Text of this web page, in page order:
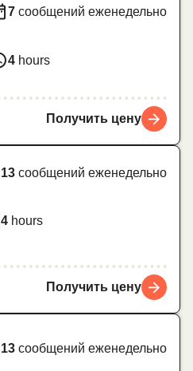
7 сообщений еженедельно
4 hours
Получить цену
13 сообщений еженедельно
4 hours
Получить цену
13 сообщений еженедельно